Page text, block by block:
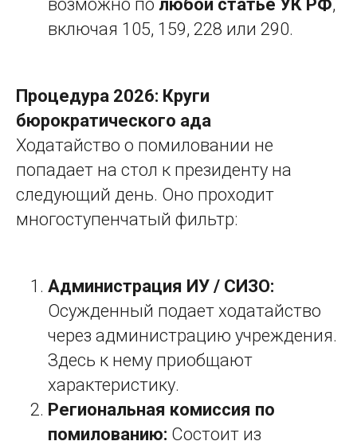
возможно по любой статье УК РФ,
включая 105, 159, 228 или 290.
Процедура 2026: Круги
бюрократического ада
Ходатайство о помиловании не
попадает на стол к президенту на
следующий день. Оно проходит
многоступенчатый фильтр:
Администрация ИУ / СИЗО:
Осужденный подает ходатайство
через администрацию учреждения.
Здесь к нему приобщают
характеристику.
Региональная комиссия по
помилованию: Состоит из